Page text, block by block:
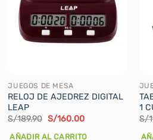
JUEGOS DE MESA
RELOJ DE AJEDREZ DIGITAL
LEAP
S/189.90 El
original
S/160.00El
actual
AÑADIR AL CARRITO
1
S/